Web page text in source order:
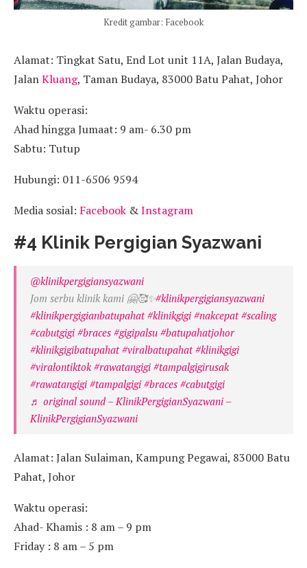
Kredit gambar: Facebook
Alamat: Tingkat Satu, End Lot unit 11A, Jalan Budaya,
JalanKluang, Taman Budaya, 83000 Batu Pahat, Johor
Waktu operasi:
Ahad hingga Jumaat: 9 am- 6.30 pm
Sabtu: Tutup
Hubungi: 011-6506 9594
Media sosial: Facebook &Instagram
#4 Klinik Pergigian Syazwani
@klinikpergigiansyazwani
Jom serbu klinik kami 🤗🥰✨#klinikpergigiansyazwani
#klinikpergigianbatupahat #klinikgigi #nakcepat #scaling
#cabutgigi #braces #gigipalsu #batupahatjohor
#klinikgigibatupahat #viralbatupahat #klinikgigi
#viralontiktok #rawatangigi #tampalgigirusak
#rawatangigi #tampalgigi #braces #cabutgigi
♬ original sound – KlinikPergigianSyazwani –
KlinikPergigianSyazwani
Alamat: Jalan Sulaiman, Kampung Pegawai, 83000 Batu
Pahat, Johor
Waktu operasi:
Ahad- Khamis : 8 am – 9 pm
Friday : 8 am – 5 pm